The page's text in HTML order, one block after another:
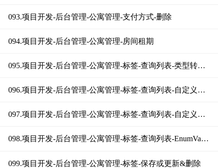
093.项目开发-后台管理-公寓管理-支付方式-删除
094.项目开发-后台管理-公寓管理-房间租期
095.项目开发-后台管理-公寓管理-标签-查询列表-类型转换问题分析
096.项目开发-后台管理-公寓管理-标签-查询列表-自定义Converter
097.项目开发-后台管理-公寓管理-标签-查询列表-自定义ConverterFactory
098.项目开发-后台管理-公寓管理-标签-查询列表-EnumValue和JsonValue注解
099.项目开发-后台管理-公寓管理-标签-保存或更新&删除